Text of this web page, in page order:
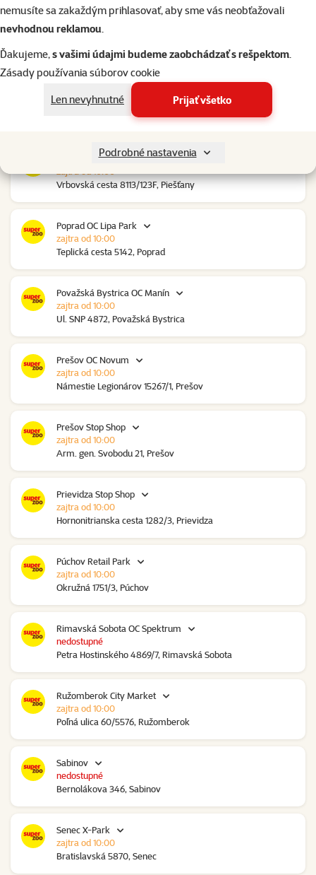
nemusíte sa zakaždým prihlasovať, aby sme vás neobťažovali
nevhodnou reklamou.
Ďakujeme,s vašimi údajmi budeme zaobchádzať s rešpektom.
Zásady používania súborov cookie
Len nevyhnutné
Prijať všetko
Podrobné nastavenia
Nové Zámky Stop Shop
Nitrianska cesta 109, Nové Zámky
Pezinok Bozin Shopping
Šenkvická cesta 4798, Pezinok
zajtra od 10:00
Piešťany OC Klokan
Vrbovská cesta 8113/123F, Piešťany
Poprad OC Lipa Park
Teplická cesta 5142, Poprad
zajtra od 10:00
Považská Bystrica OC Manín
Ul. SNP 4872, Považská Bystrica
zajtra od 10:00
Prešov OC Novum
Námestie Legionárov 15267/1, Prešov
zajtra od 10:00
Prešov Stop Shop
Arm. gen. Svobodu 21, Prešov
zajtra od 10:00
Prievidza Stop Shop
Hornonitrianska cesta 1282/3, Prievidza
zajtra od 10:00
Púchov Retail Park
Okružná 1751/3, Púchov
zajtra od 10:00
Rimavská Sobota OC Spektrum
Petra Hostinského 4869/7, Rimavská Sobota
nedostupné
Ružomberok City Market
Poľná ulica 60/5576, Ružomberok
zajtra od 10:00
Sabinov
Bernolákova 346, Sabinov
nedostupné
Senec X-Park
Bratislavská 5870, Senec
zajtra od 10:00